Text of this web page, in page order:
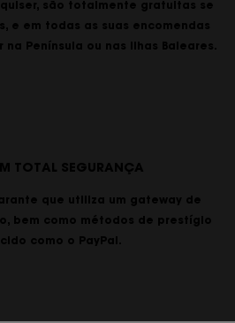
são totalmente gratuitas se
e em todas as suas encomendas
na Península ou nas Ilhas Baleares.
TOTAL SEGURANÇA
que utiliza um gateway de
bem como métodos de prestígio
como o PayPal.